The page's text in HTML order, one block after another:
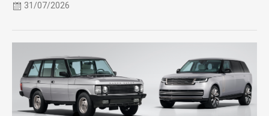
31/07/2026